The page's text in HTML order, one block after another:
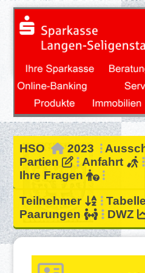
HSO 2023
Partien
Anfahrt
Ihre Fragen
Teilnehmer
Paarungen
DWZ